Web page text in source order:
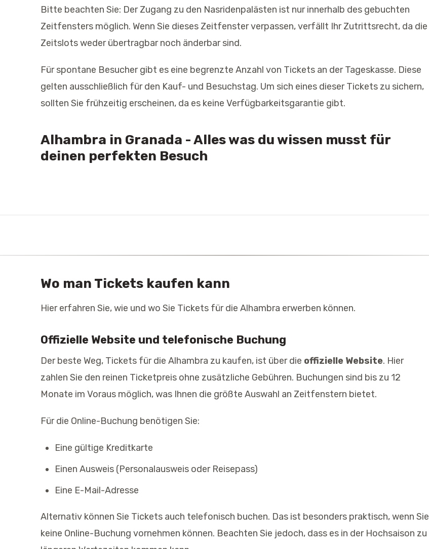
Bitte beachten Sie: Der Zugang zu den Nasridenpalästen ist nur innerhalb des gebuchten
Zeitfensters möglich. Wenn Sie dieses Zeitfenster verpassen, verfällt Ihr Zutrittsrecht, da die
Zeitslots weder übertragbar noch änderbar sind.
Für spontane Besucher gibt es eine begrenzte Anzahl von Tickets an der Tageskasse. Diese
gelten ausschließlich für den Kauf- und Besuchstag. Um sich eines dieser Tickets zu sichern,
sollten Sie frühzeitig erscheinen, da es keine Verfügbarkeitsgarantie gibt.
Alhambra in Granada - Alles was du wissen musst für
deinen perfekten Besuch
Wo man Tickets kaufen kann
Hier erfahren Sie, wie und wo Sie Tickets für die Alhambra erwerben können.
Offizielle Website und telefonische Buchung
Der beste Weg, Tickets für die Alhambra zu kaufen, ist über die offizielle Website. Hier
zahlen Sie den reinen Ticketpreis ohne zusätzliche Gebühren. Buchungen sind bis zu 12
Monate im Voraus möglich, was Ihnen die größte Auswahl an Zeitfenstern bietet.
Für die Online-Buchung benötigen Sie:
Eine gültige Kreditkarte
Einen Ausweis (Personalausweis oder Reisepass)
Eine E-Mail-Adresse
Alternativ können Sie Tickets auch telefonisch buchen. Das ist besonders praktisch, wenn Sie
keine Online-Buchung vornehmen können. Beachten Sie jedoch, dass es in der Hochsaison zu